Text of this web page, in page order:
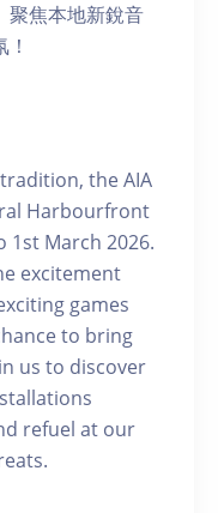
聚焦本地新銳音
the AIA
Harbourfront
1st March 2026.
excitement
games
to bring
us to discover
refuel at our